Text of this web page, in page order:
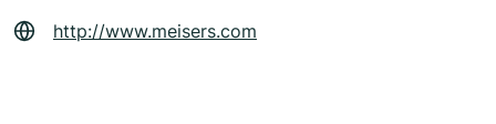
http://www.meisers.com